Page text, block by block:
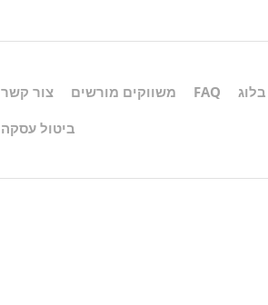
בלוג FAQ משווקים מורשים
צור קשר
ביטול עסקה